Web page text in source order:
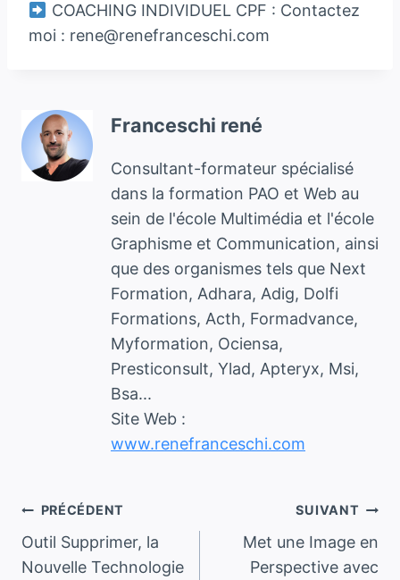
COACHING INDIVIDUEL CPF : Contactez
moi : rene@renefranceschi.com
Franceschi rené
Consultant-formateur spécialisé
dans la formation PAO et Web au
sein de l'école Multimédia et l'école
Graphisme et Communication, ainsi
que des organismes tels que Next
Formation, Adhara, Adig, Dolfi
Formations, Acth, Formadvance,
Myformation, Ociensa,
Presticonsult, Ylad, Apteryx, Msi,
Bsa...
Site Web :
www.renefranceschi.com
Navigation
de
PRÉCÉDENT
Outil Supprimer, la
Nouvelle Technologie
SUIVANT
Met une Image en
Perspective avec